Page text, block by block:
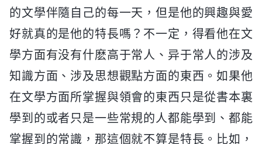
的文學伴隨自己的每一天，但是他的興趣與愛
好就真的是他的特長嗎？不一定，得看他在文
學方面有没有什麽高于常人、异于常人的涉及
知識方面、涉及思想觀點方面的東西。如果他
在文學方面所掌握與領會的東西只是從書本裏
學到的或者只是一些常規的人都能學到、都能
掌握到的常識，那這個就不算是特長。比如，